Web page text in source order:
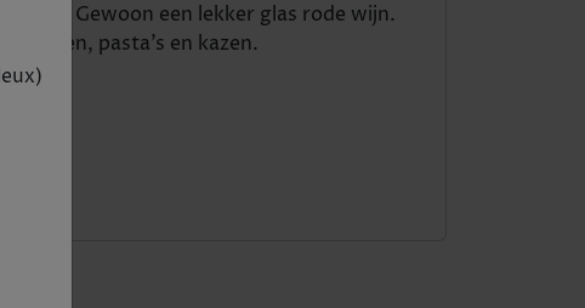
Gewoon een lekker glas rode wijn.
pasta’s en kazen.